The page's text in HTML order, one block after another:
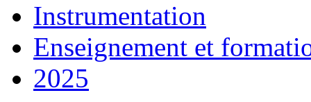
Instrumentation
Enseignement et
2025